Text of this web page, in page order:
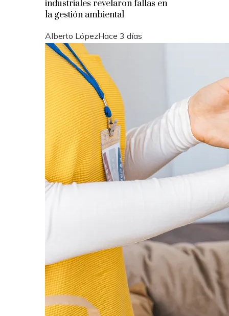
industriales revelaron fallas en
la gestión ambiental
Alberto LópezHace 3 días